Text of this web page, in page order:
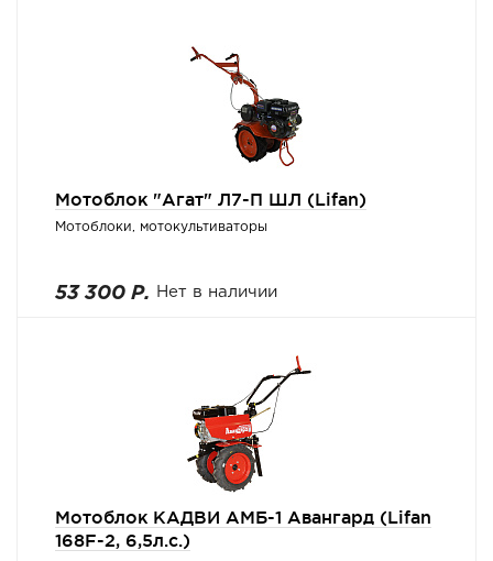
Мотоблок "Агат" Л7-П ШЛ (Lifan)
Мотоблоки, мотокультиваторы
53 300 Р. Нет в наличии
Мотоблок КАДВИ АМБ-1 Авангард (Lifan
168F-2, 6,5л.с.)